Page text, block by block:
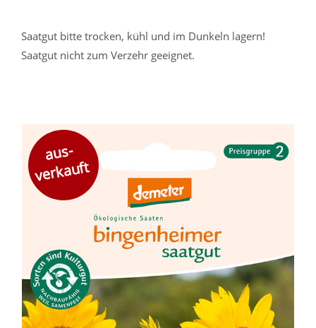
Saatgut bitte trocken, kühl und im Dunkeln lagern!
Saatgut nicht zum Verzehr geeignet.
aus-
verkauft